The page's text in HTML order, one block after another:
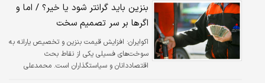
بنزین باید گرانتر شود یا خیر؟ / اما و
اگرها بر سر تصمیم سخت
اکوایران: افزایش قیمت بنزین و تخصیص یارانه به
سوخت‌های فسیلی یکی از نقاط بحث
اقتصاددانان و سیاستگذاران است. محمدعلی